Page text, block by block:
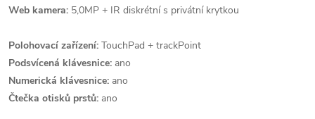
Web kamera: 5,0MP + IR diskrétní s privátní krytkou
Polohovací zařízení: TouchPad + trackPoint
Podsvícená klávesnice: ano
Numerická klávesnice: ano
Čtečka otisků prstů: ano